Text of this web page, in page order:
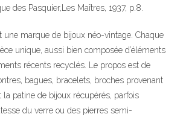
des Pasquier,Les Maîtres, 1937, p.8.
une marque de bijoux néo-vintage. Chaque
unique, aussi bien composée d’éléments
récents recyclés. Le propos est de
bagues, bracelets, broches provenant
la patine de bijoux récupérés, parfois
du verre ou des pierres semi-